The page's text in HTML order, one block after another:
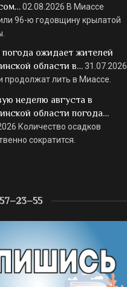
02.08.2026 В Миассе
96-ю годовщину крылатой
погода ожидает жителей
области в…31.07.2026
лить в Миассе.
неделю августа в
области погода…
Количество осадков
сократится.